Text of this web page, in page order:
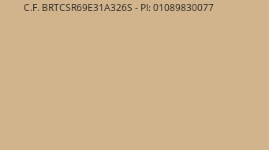
C.F. BRTCSR69E31A326S - PI: 01089830077